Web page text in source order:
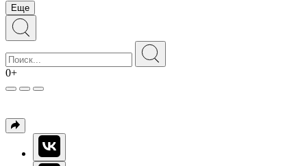
Еще
0+